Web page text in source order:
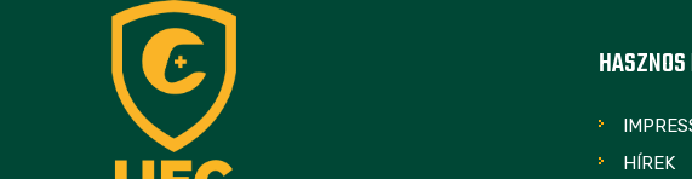
HÍREK